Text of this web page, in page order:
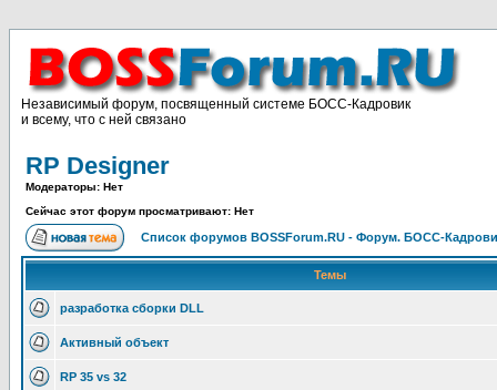
Независимый форум, посвященный системе БОСС-Кадровик
и всему, что с ней связано
RP Designer
Модераторы: Нет
Сейчас этот форум просматривают: Нет
Список форумов BOSSForum.RU - Форум. БОСС-
Темы
разработка сборки DLL
Активный объект
RP 35 vs 32